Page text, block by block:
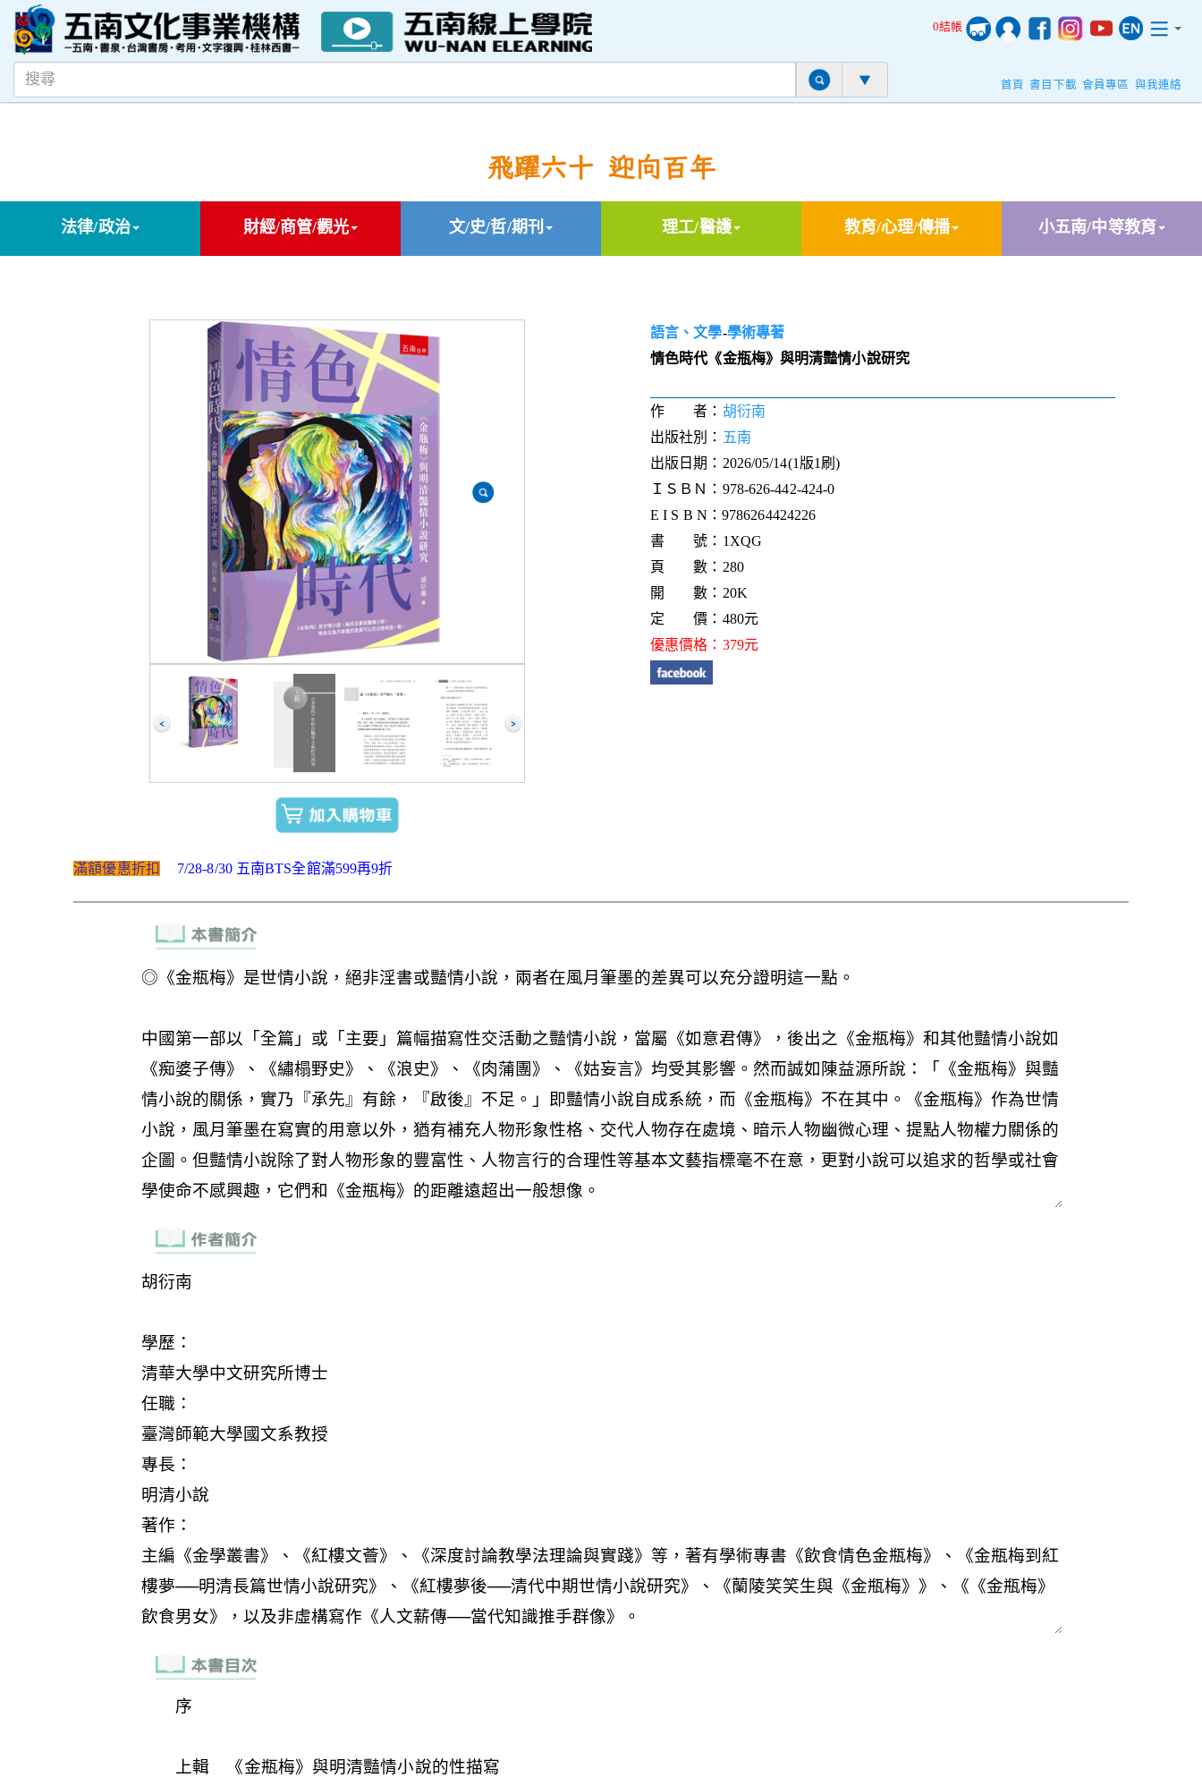
0結帳
首頁 書目下載 會員專區 與我連絡
飛躍六十 迎向百年
法律/政治 財經/商管/觀光 文/史/哲/期刊 理工/醫護 教育/心理/傳播 小五南/中等教育
語言、文學-學術專著
情色時代《金瓶梅》與明清豔情小說研究
作 者： 胡衍南
出版社別： 五南
出版日期：2026/05/14(1版1刷)
ＩＳＢＮ：978-626-442-424-0
E I S B N：9786264424226
書 號：1XQG
頁 數：280
開 數：20K
定 價：480元
優惠價格：379元
滿額優惠折扣 7/28-8/30 五南BTS全館滿599再9折
序
上輯 《金瓶梅》與明清豔情小說的性描寫